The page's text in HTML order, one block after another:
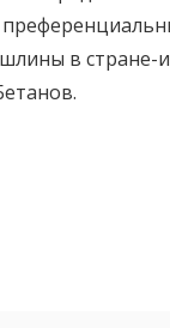
в стране-